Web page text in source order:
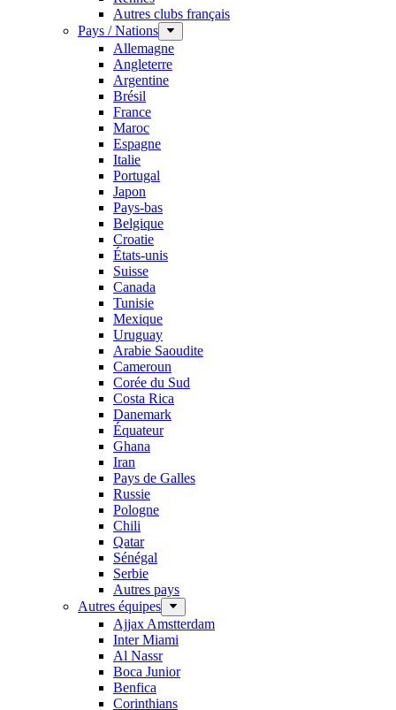
Autres clubs français
Pays / Nations
Allemagne
Angleterre
Argentine
Brésil
France
Maroc
Espagne
Italie
Portugal
Japon
Pays-bas
Belgique
Croatie
États-unis
Suisse
Canada
Tunisie
Mexique
Uruguay
Arabie Saoudite
Cameroun
Corée du Sud
Costa Rica
Danemark
Équateur
Ghana
Iran
Pays de Galles
Russie
Pologne
Chili
Qatar
Sénégal
Serbie
Autres pays
Autres équipes
Ajjax Amstterdam
Inter Miami
Al Nassr
Boca Junior
Benfica
Corinthians